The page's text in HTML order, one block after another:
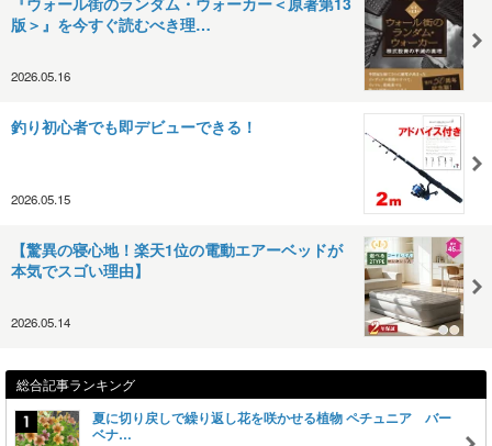
版＞』を今すぐ読むべき理…
2026.05.16
釣り初心者でも即デビューできる！
2026.05.15
【驚異の寝心地！楽天1位の電動エアーベッドが
本気でスゴい理由】
2026.05.14
総合記事ランキング
夏に切り戻しで繰り返し花を咲かせる植物 ペチュニア バー
ベナ…